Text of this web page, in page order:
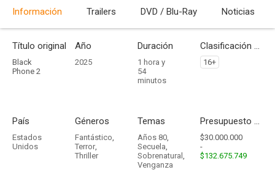
Estrenada
Información Trailers DVD / Blu-Ray Noticias
Título original
Black
Phone 2
Año
2025
Duración
1 hora y
54
minutos
Clasificación por edades
16+
País
Estados
Unidos
Géneros
Fantástico,
Terror,
Thriller
Temas
Años 80,
Secuela,
Sobrenatural ,
Venganza
Presupuesto - Ingresos
$30.000.000
-
$132.675.749